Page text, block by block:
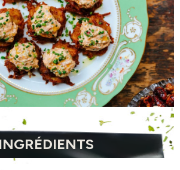
INGRÉDIENTS